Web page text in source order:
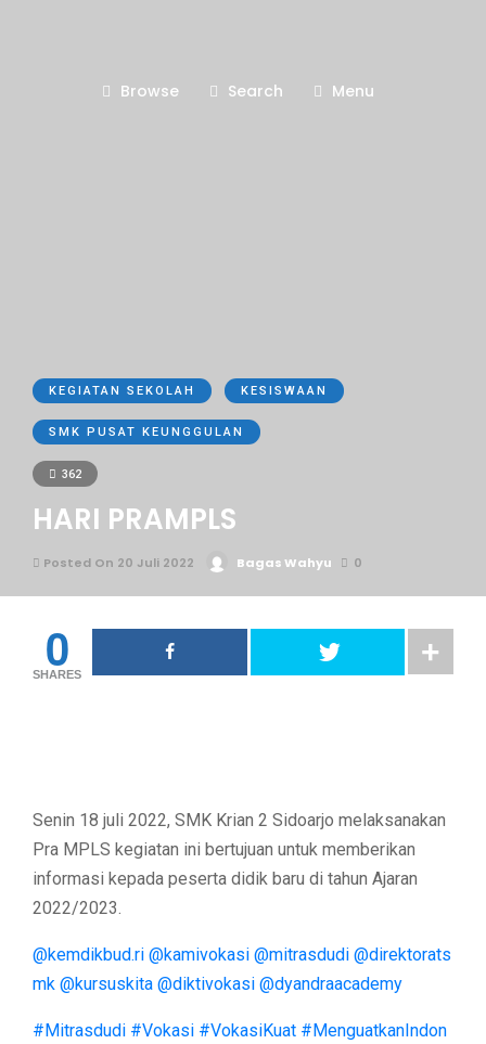
Browse Search Menu
KEGIATAN SEKOLAH KESISWAAN
SMK PUSAT KEUNGGULAN
362
HARI PRAMPLS
Posted On 20 Juli 2022 Bagas Wahyu 0
0
SHARES
Senin 18 juli 2022, SMK Krian 2 Sidoarjo melaksanakan
Pra MPLS kegiatan ini bertujuan untuk memberikan
informasi kepada peserta didik baru di tahun Ajaran
2022/2023.
@kemdikbud.ri @kamivokasi @mitrasdudi @direktorats
mk @kursuskita @diktivokasi @dyandraacademy
#Mitrasdudi #Vokasi #VokasiKuat #MenguatkanIndon